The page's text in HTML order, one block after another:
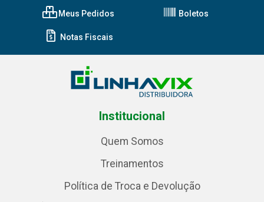
Meus Pedidos Boletos
Notas Fiscais
Institucional
Quem Somos
Treinamentos
Política de Troca e Devolução